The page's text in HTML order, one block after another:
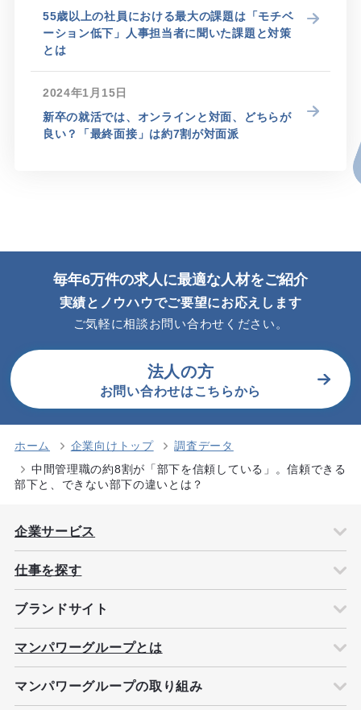
55歳以上の社員における最大の課題は「モチベ
ーション低下」人事担当者に聞いた課題と対策
とは
2024年1月15日
新卒の就活では、オンラインと対面、どちらが
良い？「最終面接」は約7割が対面派
毎年6万件の求人に最適な人材をご紹介
実績とノウハウでご要望にお応えします
ご気軽に相談お問い合わせください。
法人の方
お問い合わせはこちらから
ホーム 企業向けトップ
調査データ
中間管理職の約8割が「部下を信頼している」。信頼できる
部下と、できない部下の違いとは？
企業サービス
仕事を探す
ブランドサイト
マンパワーグループとは
マンパワーグループの取り組み